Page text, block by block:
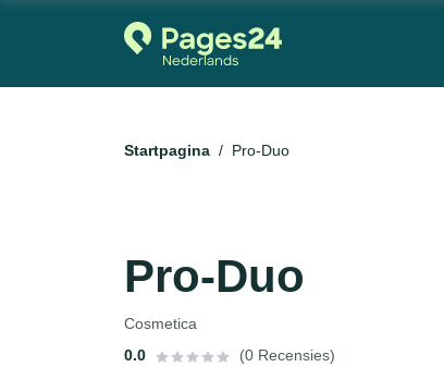
Startpagina Pro-Duo
Pro-Duo
Cosmetica
0.0
(0 Recensies)